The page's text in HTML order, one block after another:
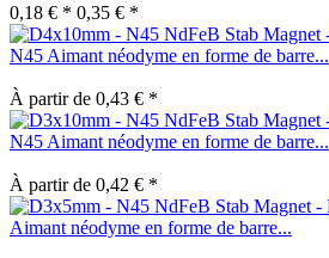
0,18 € * 0,35 € *
N45 Aimant néodyme en forme de barre...
À partir de 0,43 € *
N45 Aimant néodyme en forme de barre...
À partir de 0,42 € *
Aimant néodyme en forme de barre...